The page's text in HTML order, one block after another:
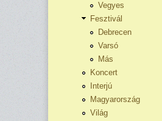
Vegyes
Fesztivál
Debrecen
Varsó
Más
Koncert
Interjú
Magyarország
Világ